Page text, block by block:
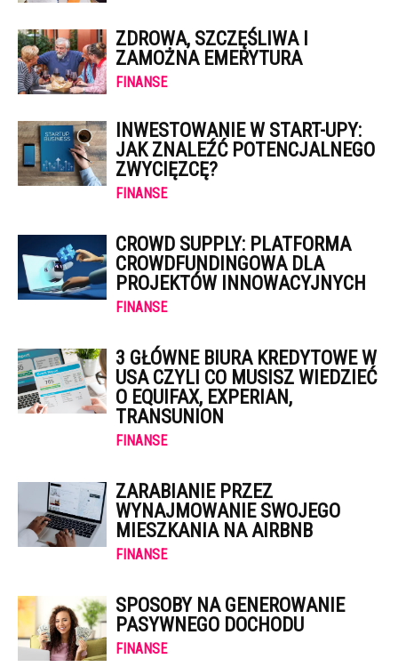
ZDROWA, SZCZĘŚLIWA I
ZAMOŻNA EMERYTURA
FINANSE
INWESTOWANIE W START-UPY:
JAK ZNALEŹĆ POTENCJALNEGO
ZWYCIĘZCĘ?
FINANSE
CROWD SUPPLY: PLATFORMA
CROWDFUNDINGOWA DLA
PROJEKTÓW INNOWACYJNYCH
FINANSE
3 GŁÓWNE BIURA KREDYTOWE W
USA CZYLI CO MUSISZ WIEDZIEĆ
O EQUIFAX, EXPERIAN,
TRANSUNION
FINANSE
ZARABIANIE PRZEZ
WYNAJMOWANIE SWOJEGO
MIESZKANIA NA AIRBNB
FINANSE
SPOSOBY NA GENEROWANIE
PASYWNEGO DOCHODU
FINANSE